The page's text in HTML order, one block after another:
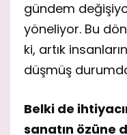
gündem
yöneliyor. Bu
ki, artık
düşmüş
Belki de
sanatın özüne